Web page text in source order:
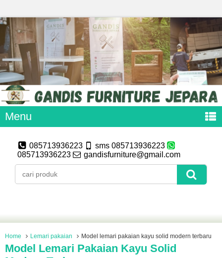
Menu
085713936223
sms 085713936223
085713936223
gandisfurniture@gmail.com
Home Lemari pakaian Model lemari pakaian kayu solid modern terbaru
Model Lemari Pakaian Kayu Solid